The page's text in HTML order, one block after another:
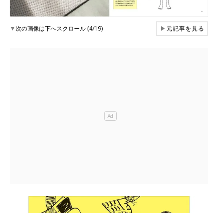
▼次の画像は下へスクロール (4/19) ▶元記事を見る